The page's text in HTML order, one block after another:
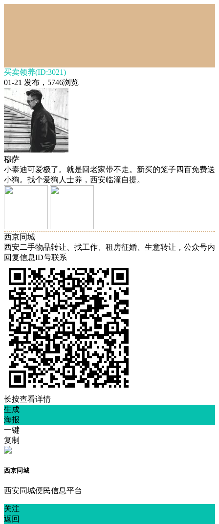
买卖领养(ID:3021)
01-21 发布，5746浏览
穆萨
小泰迪可爱极了。就是回老家带不走。新买的笼子四百免费送
小狗。找个爱狗人士养，西安临潼自提。
西京同城
西安二手物品转让、找工作、租房征婚、生意转让，公众号内
回复信息ID号联系
长按查看详情
生成
海报
一键
复制
西京同城
西安同城便民信息平台
关注
返回